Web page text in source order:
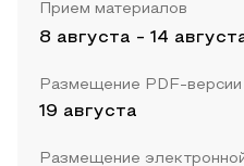
Прием материалов
8 августа - 14
Размещение PDF-
19 августа
Размещение